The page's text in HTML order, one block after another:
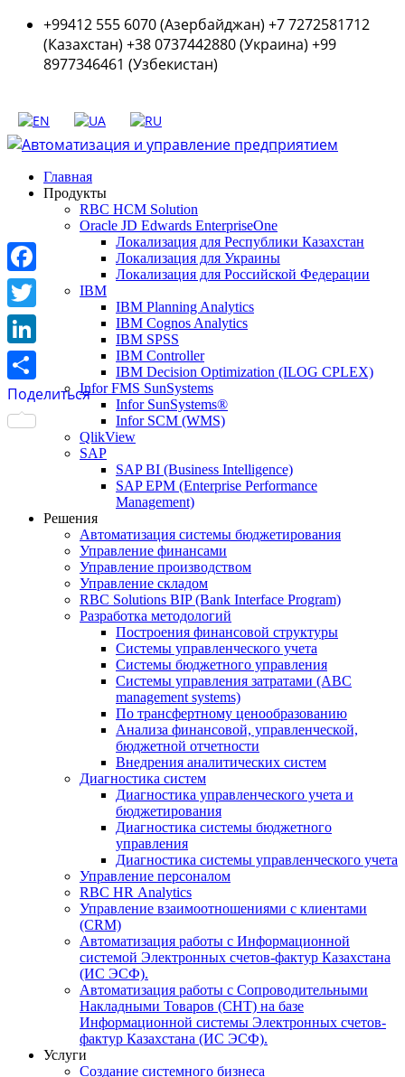
+99412 555 6070 (Азербайджан) +7 7272581712
(Казахстан) +38 0737442880 (Украина) +99
8977346461 (Узбекистан)
Главная
Продукты
RBC HCM Solution
Oracle JD Edwards EnterpriseOne
Локализация для Республики Казахстан
Локализация для Украины
Локализация для Российской Федерации
IBM
IBM Planning Analytics
IBM Cognos Analytics
IBM SPSS
IBM Controller
IBM Decision Optimization (ILOG CPLEX)
Infor FMS SunSystems
Infor SunSystems®
Infor SCM (WMS)
QlikView
SAP
SAP BI (Business Intelligence)
SAP EPM (Enterprise Performance
Management)
Решения
Автоматизация системы бюджетирования
Управление финансами
Управление производством
Управление складом
RBC Solutions BIP (Bank Interface Program)
Разработка методологий
Построения финансовой структуры
Системы управленческого учета
Системы бюджетного управления
Системы управления затратами (АBC
management systems)
По трансфертному ценообразованию
Анализа финансовой, управленческой,
бюджетной отчетности
Внедрения аналитических систем
Диагностика систем
Диагностика управленческого учета и
бюджетирования
Диагностика системы бюджетного
управления
Диагностика системы управленческого учета
Управление персоналом
RBC HR Аnalytics
Управление взаимоотношениями с клиентами
(СRM)
Автоматизация работы с Информационной
системой Электронных счетов-фактур Казахстана
(ИС ЭСФ).
Автоматизация работы с Сопроводительными
Накладными Товаров (СНТ) на базе
Информационной системы Электронных счетов-
фактур Казахстана (ИС ЭСФ).
Услуги
Создание системного бизнеса
Facebook
Twitter
LinkedIn
Поделиться